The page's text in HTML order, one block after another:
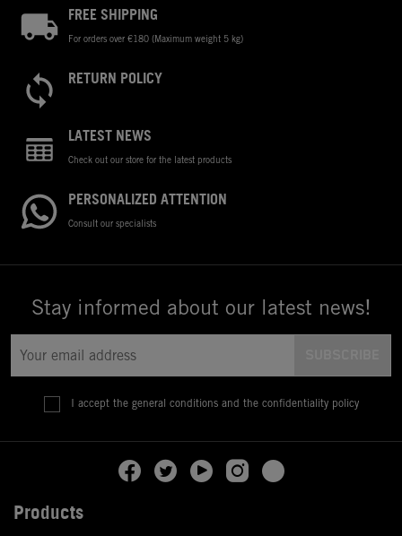
FREE SHIPPING
For orders over €180 (Maximum weight 5 kg)
RETURN POLICY
LATEST NEWS
Check out our store for the latest products
PERSONALIZED ATTENTION
Consult our specialists
Stay informed about our latest news!
I accept the general conditions and the confidentiality policy
Products